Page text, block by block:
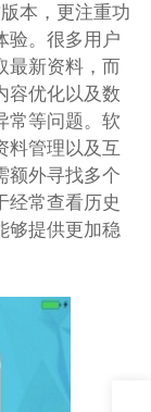
本，更注重功
验。很多用户
最新资料，而
容优化以及数
常等问题。软
料管理以及互
额外寻找多个
经常查看历史
够提供更加稳